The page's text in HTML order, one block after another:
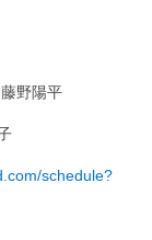
藤野陽平
schedule?